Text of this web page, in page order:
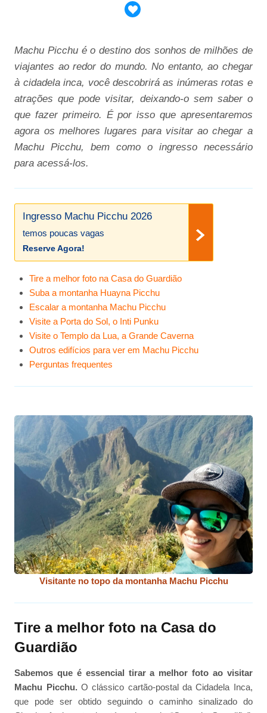
Machu Picchu é o destino dos sonhos de milhões de
viajantes ao redor do mundo. No entanto, ao chegar
à cidadela inca, você descobrirá as inúmeras rotas e
atrações que pode visitar, deixando-o sem saber o
que fazer primeiro. É por isso que apresentaremos
agora os melhores lugares para visitar ao chegar a
Machu Picchu, bem como o ingresso necessário
para acessá-los.
Ingresso Machu Picchu 2026
temos poucas vagas
Reserve Agora!
Tire a melhor foto na Casa do Guardião
Suba a montanha Huayna Picchu
Escalar a montanha Machu Picchu
Visite a Porta do Sol, o Inti Punku
Visite o Templo da Lua, a Grande Caverna
Outros edifícios para ver em Machu Picchu
Perguntas frequentes
Visitante no topo da montanha Machu Picchu
Tire a melhor foto na Casa do
Guardião
Sabemos que é essencial tirar a melhor foto ao visitar
Machu Picchu.O clássico cartão-postal da Cidadela Inca,
que pode ser obtido seguindo o caminho sinalizado do